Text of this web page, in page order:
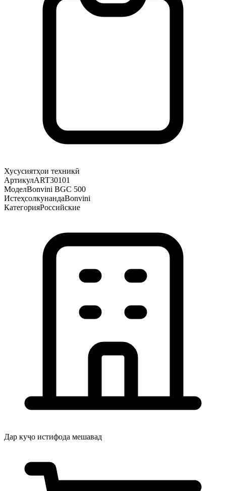
Хусусиятҳои техникӣ
АртикулART30101
МоделBonvini BGC 500
ИстеҳсолкунандаBonvini
КатегорияРоссийские
Дар куҷо истифода мешавад